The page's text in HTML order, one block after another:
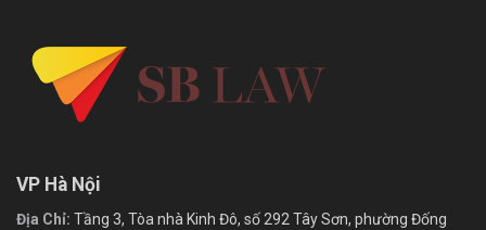
VP Hà Nội
Địa Chỉ: Tầng 3, Tòa nhà Kinh Đô, số 292 Tây Sơn, phường Đống